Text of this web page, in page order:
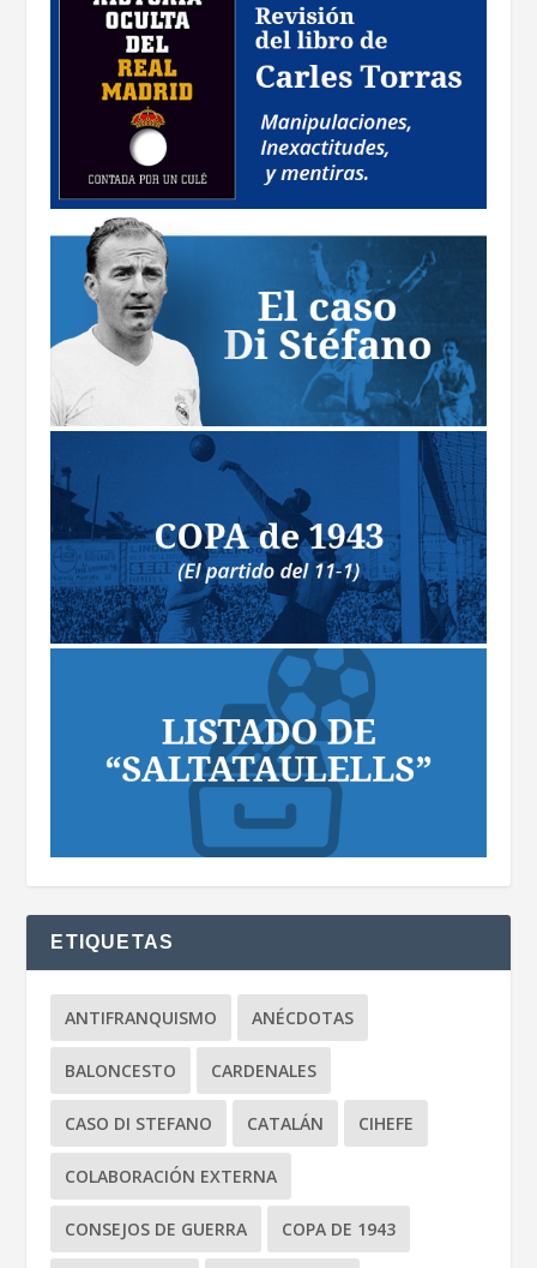
ETIQUETAS
ANTIFRANQUISMO ANÉCDOTAS
BALONCESTO CARDENALES
CASO DI STEFANO CATALÁN CIHEFE
COLABORACIÓN EXTERNA
CONSEJOS DE GUERRA COPA DE 1943